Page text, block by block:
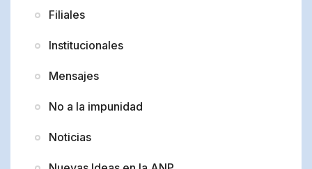
Filiales
Institucionales
Mensajes
No a la impunidad
Noticias